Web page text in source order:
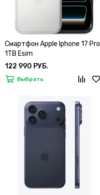
Смартфон Apple Iphone 17 Pro
1TB Esim
122 990 РУБ.
Выбрать